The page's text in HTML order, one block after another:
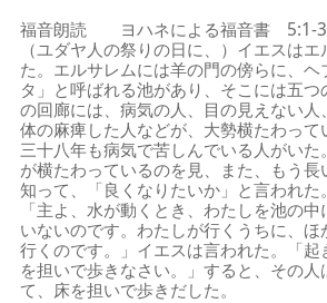
福音朗読 ヨハネによる福音書 5:1-
（ユダヤ人の祭りの日に、）イエスは
た。エルサレムには羊の門の傍らに、
タ」と呼ばれる池があり、そこには五つ
の回廊には、病気の人、目の見えない人
体の麻痺した人などが、大勢横たわっ
三十八年も病気で苦しんでいる人がいた
が横たわっているのを見、また、もう
知って、「良くなりたいか」と言われた
「主よ、水が動くとき、わたしを池の
いないのです。わたしが行くうちに、ほ
行くのです。」イエスは言われた。「
を担いで歩きなさい。」すると、その人
て、床を担いで歩きだした。